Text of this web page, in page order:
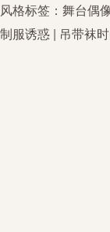
风格标签：舞台偶
制服诱惑 | 吊带袜